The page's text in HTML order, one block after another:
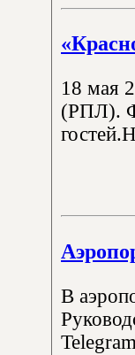
18 мая
(РПЛ).
В